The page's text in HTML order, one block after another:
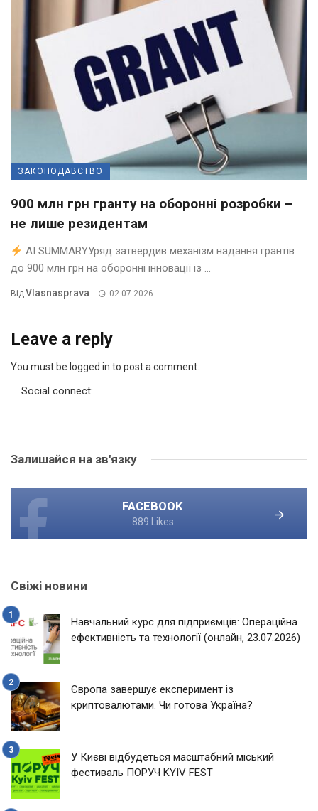
ЗАКОНОДАВСТВО
900 млн грн гранту на оборонні розробки –
не лише резидентам
AI SUMMARYУряд затвердив механізм надання грантів
до 900 млн грн на оборонні інновації із ...
ВідVlasnasprava 02.07.2026
Leave a reply
You must be logged in to post a comment.
Social connect:
Залишайся на зв'язку
FACEBOOK
889 Likes
Свіжі новини
Навчальний курс для підприємців: Операційна
ефективність та технології (онлайн, 23.07.2026)
Європа завершує експеримент із
криптовалютами. Чи готова Україна?
У Києві відбудеться масштабний міський
фестиваль ПОРУЧ KYIV FEST